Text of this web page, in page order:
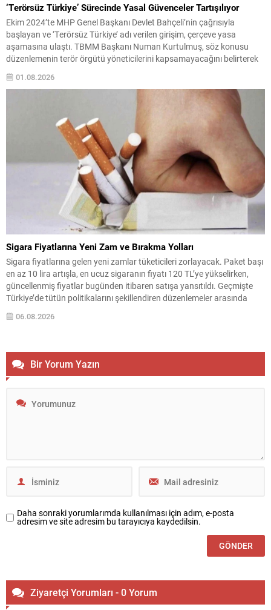
‘Terörsüz Türkiye’ Sürecinde Yasal Güvenceler Tartışılıyor
Ekim 2024’te MHP Genel Başkanı Devlet Bahçeli’nin çağrısıyla
başlayan ve ‘Terörsüz Türkiye’ adı verilen girişim, çerçeve yasa
aşamasına ulaştı. TBMM Başkanı Numan Kurtulmuş, söz konusu
düzenlemenin terör örgütü yöneticilerini kapsamayacağını belirterek
Diyarbakır Milletvekili Sezgin Tanrıkulu, sürecin uygulama boyutuna
01.08.2026
Sigara Fiyatlarına Yeni Zam ve Bırakma Yolları
Sigara fiyatlarına gelen yeni zamlar tüketicileri zorlayacak. Paket başı
en az 10 lira artışla, en ucuz sigaranın fiyatı 120 TL’ye yükselirken,
güncellenmiş fiyatlar bugünden itibaren satışa yansıtıldı. Geçmişte
Türkiye’de tütün politikalarını şekillendiren düzenlemeler arasında
2008’de kapalı alanlarda sigara yasağı, 2013’te araç içi yasak ve
2019’da düz paket uygulamasına geçiş sayılabilir....
06.08.2026
Bir Yorum Yazın
Daha sonraki yorumlarımda kullanılması için adım, e-posta
adresim ve site adresim bu tarayıcıya kaydedilsin.
Ziyaretçi Yorumları - 0 Yorum